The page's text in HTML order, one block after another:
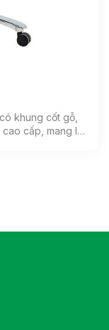
khung cốt gỗ,
cấp, mang lại
nhập khẩu )
cao cấp có